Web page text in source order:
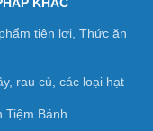
tiện lợi, Thức ăn
rau củ, các loại hạt
Tiệm Bánh